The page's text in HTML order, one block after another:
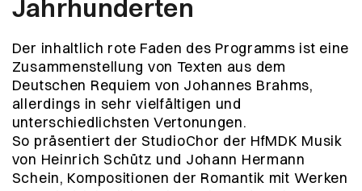
Jahrhunderten
Der inhaltlich rote Faden des Programms ist eine
Zusammenstellung von Texten aus dem
Deutschen Requiem von Johannes Brahms,
allerdings in sehr vielfältigen und
unterschiedlichsten Vertonungen.
So präsentiert der StudioChor der HfMDK Musik
von Heinrich Schütz und Johann Hermann
Schein, Kompositionen der Romantik mit Werken